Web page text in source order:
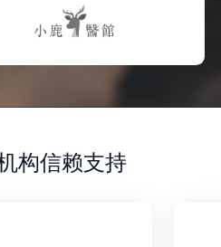
构信赖支持